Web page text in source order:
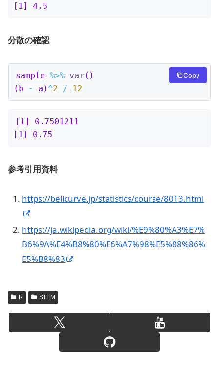
[1] 4.5
分散の確認
sample %>% var()
(b
- a) ^2 / 12
Copy
[1] 0.7501211
[1] 0.75
参考引用資料
https://bellcurve.jp/statistics/course/8013.html
https://ja.wikipedia.org/wiki/%E9%80%A3%E7%
B6%9A%E4%B8%80%E6%A7%98%E5%88%86%
E5%B8%83
R STEM